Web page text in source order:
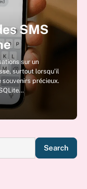
SMS
sur un
surtout lorsqu’il
souvenirs précieux.
Search